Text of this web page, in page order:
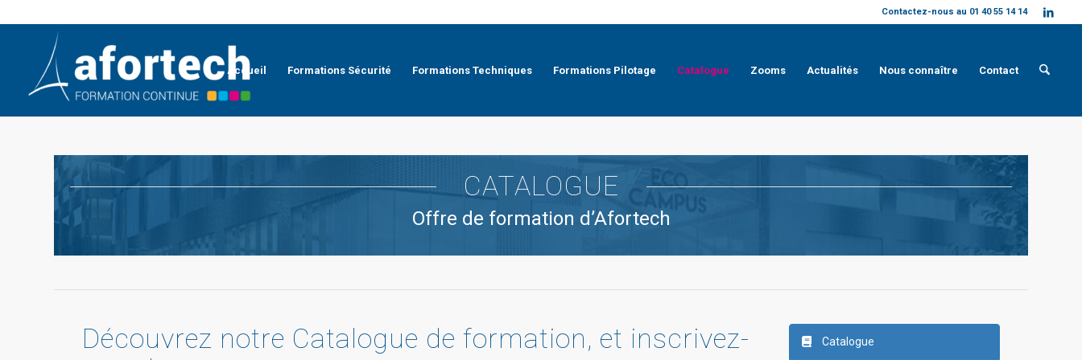
Contactez-nous au 01 40 55 14 14
Accueil Formations Sécurité Formations Techniques Formations Pilotage Catalogue Zooms Actualités Nous connaître Contact
CATALOGUE
Offre de formation d’Afortech
Découvrez notre Catalogue de formation, et inscrivez-
Catalogue